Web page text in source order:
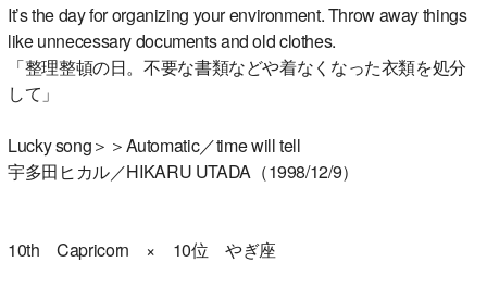
It’s the day for organizing your environment. Throw away things
like unnecessary documents and old clothes.
「整理整頓の日。不要な書類などや着なくなった衣類を処分
して」
Lucky song＞＞Automatic／time will tell
宇多田ヒカル／HIKARU UTADA（1998/12/9）
10th Capricorn × 10位 やぎ座